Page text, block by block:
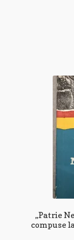
„Patrie
compuse